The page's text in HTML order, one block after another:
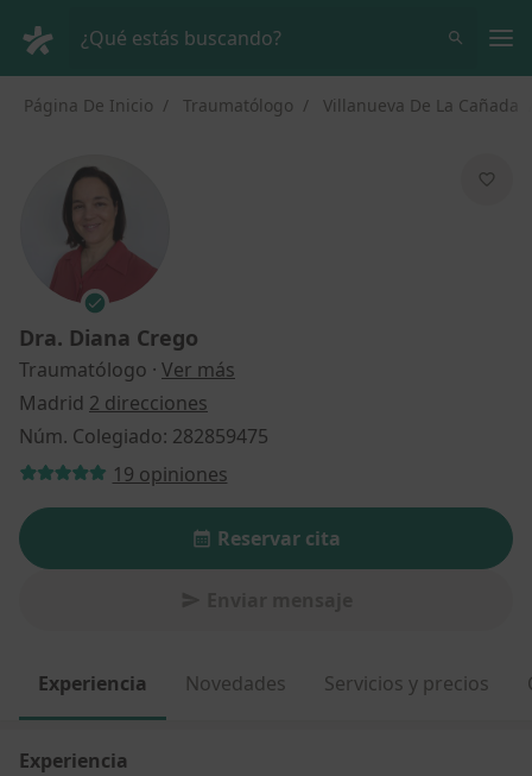
¿Qué estás buscando?
Página De Inicio Traumatólogo Villanueva De La Cañada
Dra. Diana Crego
Traumatólogo · Ver más
Madrid 2 direcciones
Núm. Colegiado: 282859475
19 opiniones
Reservar cita
Experiencia Novedades Servicios y precios
Experiencia